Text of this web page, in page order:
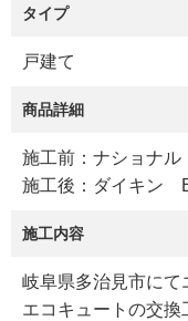
タイプ
戸建て
商品詳細
施工前：ナショナ
施工後：ダイキン
施工内容
岐阜県多治見市にて
エコキュートの交換